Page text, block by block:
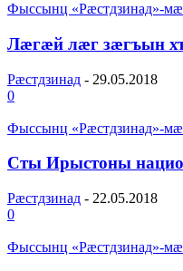
Фыссынц «Рæстдзинад»-мæ
Лӕгӕй лӕг зӕгъын
Рæстдзинад - 29.05.2018
0
Фыссынц «Рæстдзинад»-мæ
Сты Ирыстоны
Рæстдзинад - 22.05.2018
0
Фыссынц «Рæстдзинад»-мæ